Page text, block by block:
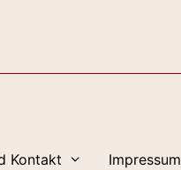
Kontakt Impressum